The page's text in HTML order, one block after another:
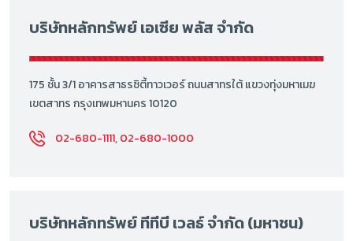
บริษัทหลักทรัพย์ เอเซีย พลัส จำกัด
175 ชั้น 3/1 อาคารสาธรซิตี้ทาวเวอร์ ถนนสาทรใต้ แขวงทุ่งมหาเมฆ
เขตสาทร กรุงเทพมหานคร 10120
02-680-1111, 02-680-1000
บริษัทหลักทรัพย์ ทีทีบี เวลธ์ จำกัด (มหาชน)